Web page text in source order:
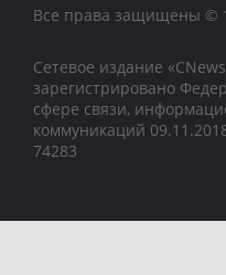
Все права защищены ©
Сетевое издание
зарегистрировано
сфере связи,
коммуникаций
74283